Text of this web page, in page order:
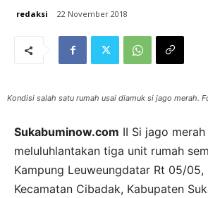
redaksi 22 November 2018
Kondisi salah satu rumah usai diamuk si jago merah.
Sukabuminow.com II Si jago
meluluhlantakan tiga unit rumah
Kampung Leuweungdatar Rt 05/05,
Kecamatan Cibadak, Kabupaten